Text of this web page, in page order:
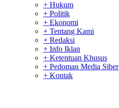
+ Hukum
+ Politik
+ Ekonomi
+ Tentang Kami
+ Redaksi
+ Info Iklan
+ Ketentuan Khusus
+ Pedoman Media Siber
+ Kontak